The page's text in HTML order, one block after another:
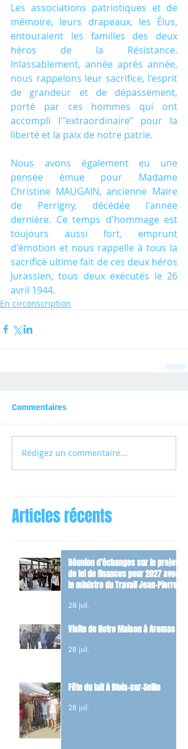
Les associations patriotiques et de
mémoire, leurs drapeaux, les Élus,
entouraient les familles des deux
héros de la Résistance.
Inlassablement, année après année,
nous rappelons leur sacrifice, l'esprit
de grandeur et de dépassement,
porté par ces hommes qui ont
accompli l'"extraordinaire" pour la
liberté et la paix de notre patrie.
Nous avons également eu une
pensée émue pour Madame
Christine MAUGAIN, ancienne Maire
de Perrigny, décédée l'année
dernière. Ce temps d'hommage est
toujours aussi fort, emprunt
d'émotion et nous rappelle à tous la
sacrifice ultime fait de ces deux héros
Jurassien, tous deux exécutés le 26
avril 1944.
En circonscription
Commentaires
Rédigez un commentaire...
Articles récents
Réunion d’échanges sur le projet
de loi de finances pour 2027 avec
le ministre du Travail Jean-Pierre
28 juil.
Visite de Notre Maison à Aromas
28 juil.
Fête du lait à Blois-sur-Seille
28 juil.